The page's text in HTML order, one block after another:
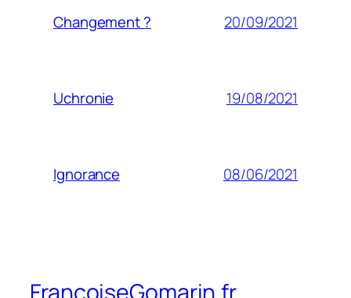
Changement ? 20/09/2021
Uchronie 19/08/2021
Ignorance 08/06/2021